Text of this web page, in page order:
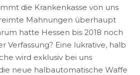
die Krankenkasse von uns
Mahnungen überhaupt
hatte Hessen bis 2018 noch
Verfassung? Eine lukrative, halb
wird exklusiv bei uns
neue halbautomatische Waffe